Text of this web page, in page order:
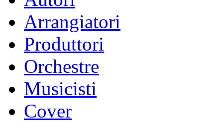
Arrangiatori
Produttori
Orchestre
Musicisti
Cover